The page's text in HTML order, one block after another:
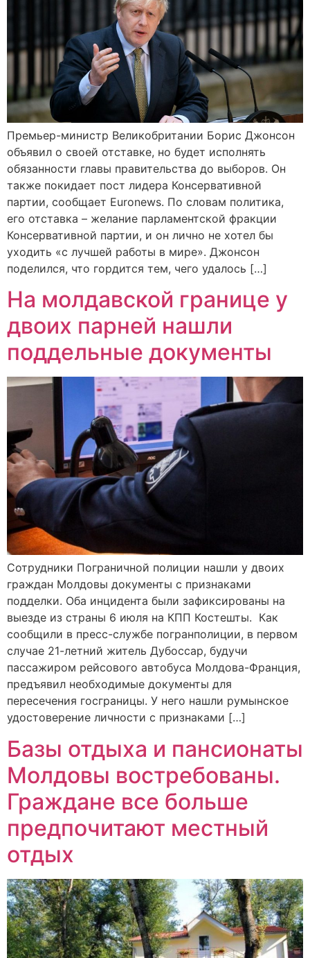
Премьер-министр Великобритании Борис Джонсон
объявил о своей отставке, но будет исполнять
обязанности главы правительства до выборов. Он
также покидает пост лидера Консервативной
партии, сообщает Euronews. По словам политика,
его отставка – желание парламентской фракции
Консервативной партии, и он лично не хотел бы
уходить «с лучшей работы в мире». Джонсон
поделился, что гордится тем, чего удалось […]
На молдавской границе у
двоих парней нашли
поддельные документы
Сотрудники Пограничной полиции нашли у двоих
граждан Молдовы документы с признаками
подделки. Оба инцидента были зафиксированы на
выезде из страны 6 июля на КПП Костешты. Как
сообщили в пресс-службе погранполиции, в первом
случае 21-летний житель Дубоссар, будучи
пассажиром рейсового автобуса Молдова-Франция,
предъявил необходимые документы для
пересечения госграницы. У него нашли румынское
удостоверение личности с признаками […]
Базы отдыха и пансионаты
Молдовы востребованы.
Граждане все больше
предпочитают местный
отдых